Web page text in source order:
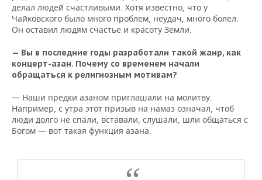
делал людей счастливыми. Хотя известно, что у
Чайковского было много проблем, неудач, много болел.
Он оставил людям счастье и красоту Земли.
— Вы в последние годы разработали такой жанр, как
концерт-азан. Почему со временем начали
обращаться к религиозным мотивам?
— Наши предки азаном приглашали на молитву.
Например, с утра этот призыв на намаз означал, чтоб
люди долго не спали, вставали, слушали, шли общаться с
Богом — вот такая функция азана.